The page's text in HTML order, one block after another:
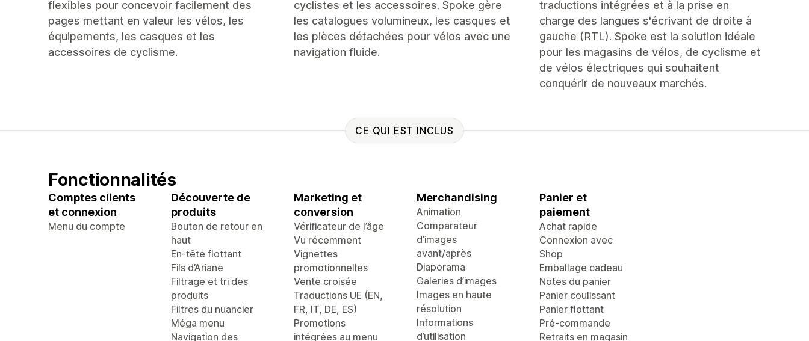
flexibles pour concevoir facilement des
pages mettant en valeur les vélos, les
équipements, les casques et les
accessoires de cyclisme.
cyclistes et les accessoires. Spoke gère
les catalogues volumineux, les casques et
les pièces détachées pour vélos avec une
navigation fluide.
traductions intégrées et à la prise en
charge des langues s'écrivant de droite à
gauche (RTL). Spoke est la solution idéale
pour les magasins de vélos, de cyclisme et
de vélos électriques qui souhaitent
conquérir de nouveaux marchés.
CE QUI EST INCLUS
Fonctionnalités
Comptes clients
et connexion
Menu du compte
Découverte de
produits
Bouton de retour en
haut
En-tête flottant
Fils d’Ariane
Filtrage et tri des
produits
Filtres du nuancier
Méga menu
Navigation des
Marketing et
conversion
Vérificateur de l’âge
Vu récemment
Vignettes
promotionnelles
Vente croisée
Traductions UE (EN,
FR, IT, DE, ES)
Promotions
intégrées au menu
Merchandising
Animation
Comparateur
d’images
avant/après
Diaporama
Galeries d’images
Images en haute
résolution
Informations
d’utilisation
Panier et
paiement
Achat rapide
Connexion avec
Shop
Emballage cadeau
Notes du panier
Panier coulissant
Panier flottant
Pré-commande
Retraits en magasin